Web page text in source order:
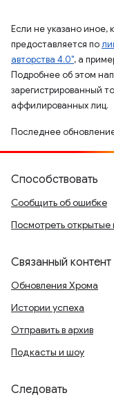
Если не указано иное,
предоставляется по
авторства 4.0", а
Подробнее об этом
зарегистрированный
аффилированных лиц.
Последнее
Способствовать
Сообщить об ошибке
Посмотреть открытые
Связанный контент
Обновления Хрома
Истории успеха
Отправить в архив
Подкасты и шоу
Следовать